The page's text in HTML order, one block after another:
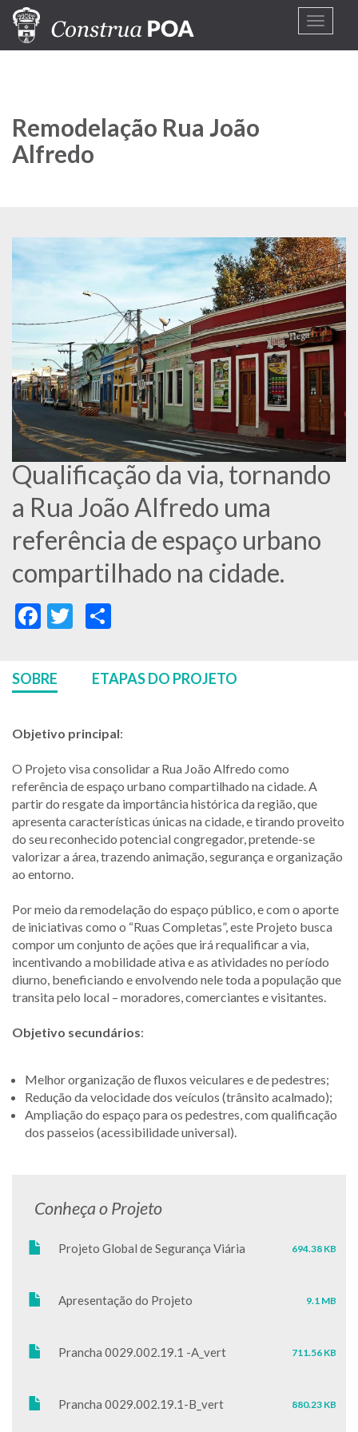
Pular
para
Toggle
Remodelação Rua João
Alfredo
Qualificação da via, tornando
a Rua João Alfredo uma
referência de espaço urbano
compartilhado na cidade.
Facebook
Twitter
SOBRE ETAPAS DO PROJETO
Objetivo principal:
O Projeto visa consolidar a Rua João Alfredo como
referência de espaço urbano compartilhado na cidade. A
partir do resgate da importância histórica da região, que
apresenta características únicas na cidade, e tirando proveito
do seu reconhecido potencial congregador, pretende-se
valorizar a área, trazendo animação, segurança e organização
ao entorno.
Por meio da remodelação do espaço público, e com o aporte
de iniciativas como o “Ruas Completas”, este Projeto busca
compor um conjunto de ações que irá requalificar a via,
incentivando a mobilidade ativa e as atividades no período
diurno, beneficiando e envolvendo nele toda a população que
transita pelo local – moradores, comerciantes e visitantes.
Objetivo secundários:
Melhor organização de fluxos veiculares e de pedestres;
Redução da velocidade dos veículos (trânsito acalmado);
Ampliação do espaço para os pedestres, com qualificação
dos passeios (acessibilidade universal).
Conheça o Projeto
Projeto Global de Segurança Viária 694.38 KB
Apresentação do Projeto 9.1 MB
Prancha 0029.002.19.1 -A_vert 711.56 KB
Prancha 0029.002.19.1-B_vert 880.23 KB